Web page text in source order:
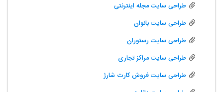
طراحی سایت مجله اینترنتی
طراحی سایت بانوان
طراحی سایت رستوران
طراحی سایت مراکز تجاری
طراحی سایت فروش کارت شارژ